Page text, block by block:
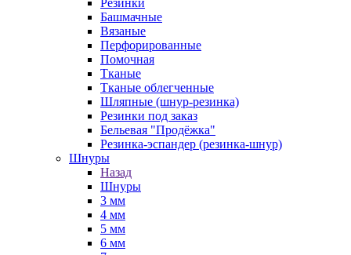
Резинки
Башмачные
Вязаные
Перфорированные
Помочная
Тканые
Тканые облегченные
Шляпные (шнур-резинка)
Резинки под заказ
Бельевая "Продёжка"
Резинка-эспандер (резинка-шнур)
Шнуры
Назад
Шнуры
3 мм
4 мм
5 мм
6 мм